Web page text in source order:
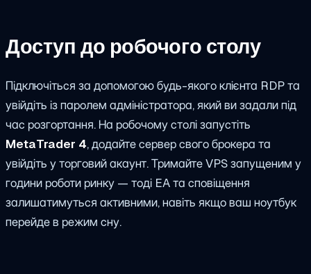
Доступ до робочого столу
Підключіться за допомогою будь-якого клієнта RDP та
увійдіть із паролем адміністратора, який ви задали під
час розгортання. На робочому столі запустіть
MetaTrader 4, додайте сервер свого брокера та
увійдіть у торговий акаунт. Тримайте VPS запущеним у
години роботи ринку — тоді EA та сповіщення
залишатимуться активними, навіть якщо ваш ноутбук
перейде в режим сну.